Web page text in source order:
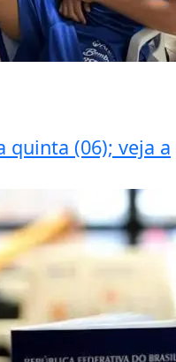
quinta (06); veja a